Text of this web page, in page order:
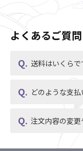
よくあるご質問
送料はいくらで
どのような支
注文内容の変